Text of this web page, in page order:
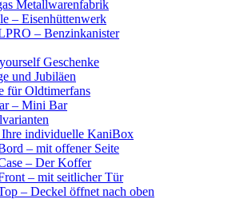
Metallwarenfabrik
– Eisenhüttenwerk
– Benzinkanister
Geschenke
und Jubiläen
für Oldtimerfans
– Mini Bar
individuelle KaniBox
– mit offener Seite
– Der Koffer
– mit seitlicher Tür
– Deckel öffnet nach oben